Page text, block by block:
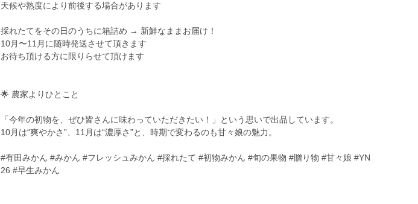
天候や熟度により前後する場合があります
採れたてをその日のうちに箱詰め → 新鮮なままお届け！
10月〜11月に随時発送させて頂きます
お待ち頂ける方に限りらせて頂けます
🌟 農家よりひとこと
「今年の初物を、ぜひ皆さんに味わっていただきたい！」という思いで出品しています。
10月は“爽やかさ”、11月は“濃厚さ”と、時期で変わるのも甘々娘の魅力。
#有田みかん #みかん #フレッシュみかん #採れたて #初物みかん #旬の果物 #贈り物 #甘々娘 #YN
26 #早生みかん